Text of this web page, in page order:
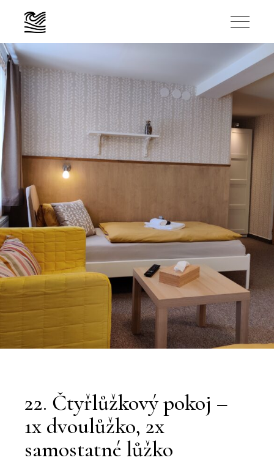
22. Čtyřlůžkový pokoj –
1x dvoulůžko, 2x
samostatné lůžko